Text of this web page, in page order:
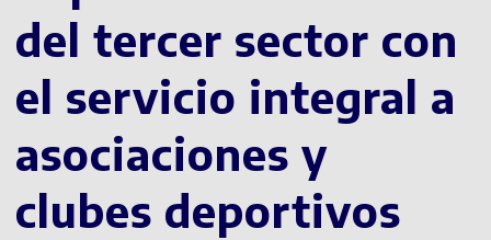
del tercer sector con
el servicio integral a
asociaciones y
clubes deportivos